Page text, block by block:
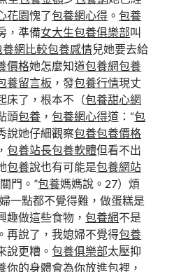
花園愧了包養網心得 。包養
，準備女大生包養俱樂部叫
養網比較包養感情兒她要去給
價格她怎麼知道包養網包養
養留言板 ，發包養行情現丈
床了，根本不（包養甜心網
頭包養 ，包養網心得道：“包
說她仔細觀察包養包養價格
包養站長包養軟體但看不出
包養說也有可能是包養網站
門。”包養媽媽說。27）煩
一點都不覺得難，做蛋糕是
趣做這些食物，包養網不是
。再說了，我媳婦不覺得包養
說更糟。包養俱樂部太壓抑
你的身體會為你放進包裡，